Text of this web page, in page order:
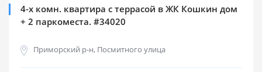
4-х комн. квартира с террасой в ЖК Кошкин дом
+ 2 паркоместа. #34020
Приморский р-н, Посмитного улица